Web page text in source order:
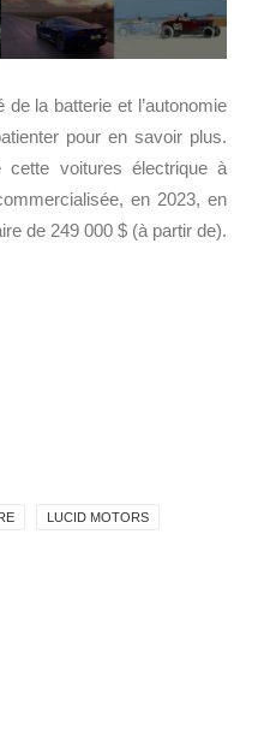
la batterie et l’autonomie
pour en savoir plus.
cette voitures électrique à
en 2023, en
de 249 000 $ (à partir de).
LUCID MOTORS